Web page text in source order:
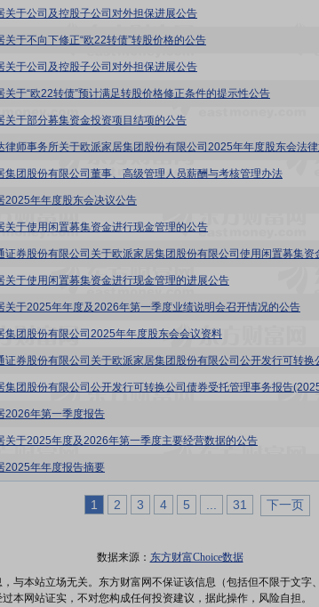
关于公司及控股子公司对外担保进展公告
关于不向下修正“欧22转债”转股价格的公告
关于公司及控股子公司对外担保进展公告
关于“欧22转债”预计满足转股价格修正条件的提示性公告
关于部分募集资金投资项目结项的公告
律师事务所关于欧派家居集团股份有限公司2025年年度股东会法
集团股份有限公司董事、高级管理人员薪酬与考核管理办法
2025年年度股东会决议公告
关于使用闲置募集资金进行现金管理的公告
关于使用闲置募集资金进行现金管理的进展公告
关于2025年年度及2026年第一季度业绩说明会召开情况的公告
集团股份有限公司2025年年度股东会会议资料
集团股份有限公司公开发行可转换公司债券受托管理事务报告
2026年第一季度报告
关于2025年度及2026年第一季度主要经营数据的公告
2025年年度报告摘要
1 2 3 4 5 31 下一页
数据来源： 东方财富Choice数据
与本站立场无关。东方财富网不保证该信息（包括但不限于文
本网站证实，不对您构成任何投资建议，据此操作，风险自担。